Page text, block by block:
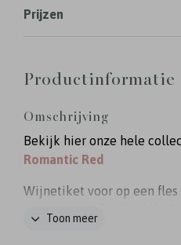
Prijzen
Productinformatie
Omschrijving
Bekijk hier onze hele
Romantic Red
Wijnetiket voor op een fles
Toon meer